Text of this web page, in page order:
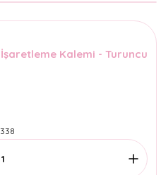
Kalemi - Turuncu